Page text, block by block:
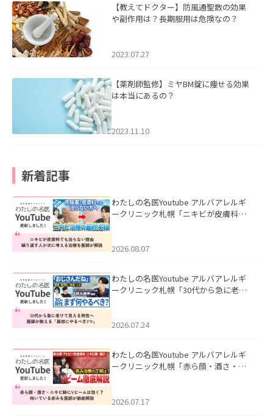
【教えてドクター】防風通聖散の効果
や副作用は？長期服用は危険なの？
2023.07.27
【薬剤師監修】ミヤBM錠に痩せる効果
は本当にあるの？
2023.11.10
新着記事
わたしの名医Youtube アルバアレルギ
ークリニック札幌「ニキビが皮膚科で
ました。
2026.08.07
わたしの名医Youtube アルバアレルギ
ークリニック札幌「30代から急に老け
た。
2026.07.24
わたしの名医Youtube アルバアレルギ
ークリニック札幌「赤ら顔・酒さ・ニ
した。
2026.07.17